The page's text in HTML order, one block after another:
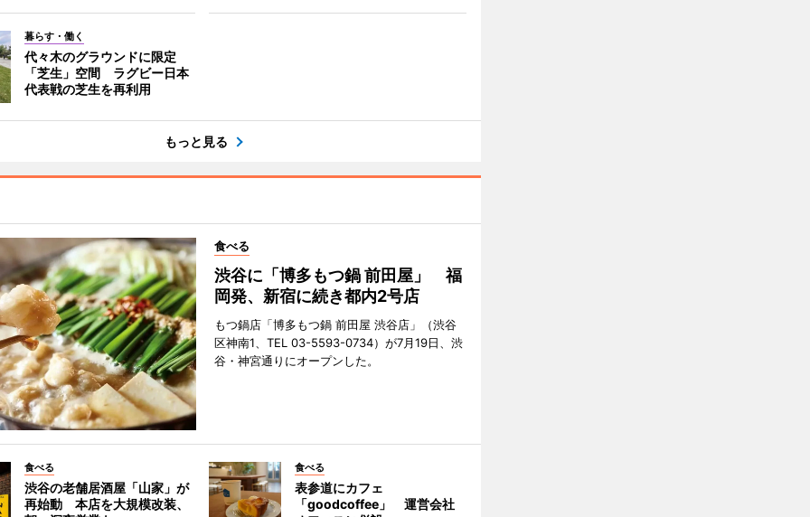
暮らす・働く
代々木のグラウンドに限定
「芝生」空間 ラグビー日本
代表戦の芝生を再利用
もっと見る
食べる
渋谷に「博多もつ鍋 前田屋」 福
岡発、新宿に続き都内2号店
もつ鍋店「博多もつ鍋 前田屋 渋谷店」（渋谷
区神南1、TEL 03-5593-0734）が7月19日、渋
谷・神宮通りにオープンした。
食べる
渋谷の老舗居酒屋「山家」が
再始動 本店を大規模改装、
食べる
表参道にカフェ
「goodcoffee」 運営会社